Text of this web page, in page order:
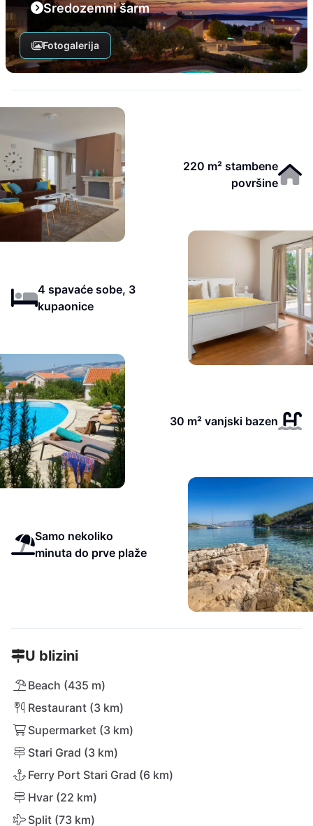
Sredozemni šarm
Fotogalerija
220 m² stambene
površine
4 spavaće sobe, 3
kupaonice
30 m² vanjski bazen
Samo nekoliko
minuta do prve plaže
U blizini
Beach (435 m)
Restaurant (3 km)
Supermarket (3 km)
Stari Grad (3 km)
Ferry Port Stari Grad (6 km)
Hvar (22 km)
Split (73 km)